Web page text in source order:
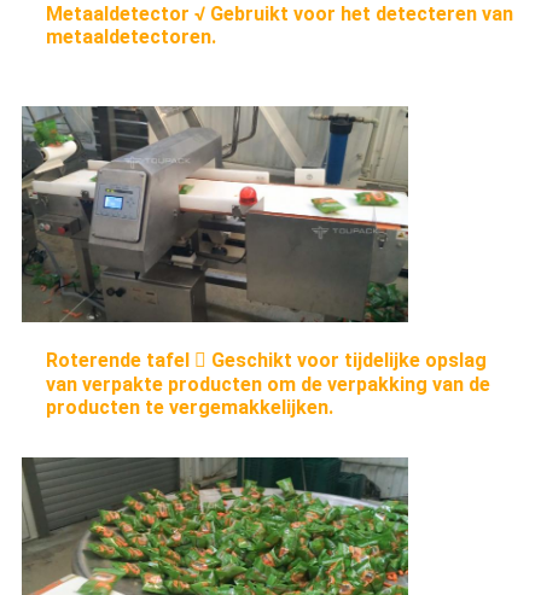
Metaaldetector √ Gebruikt voor het detecteren van
metaaldetectoren.
Roterende tafel  Geschikt voor tijdelijke opslag
van verpakte producten om de verpakking van de
producten te vergemakkelijken.